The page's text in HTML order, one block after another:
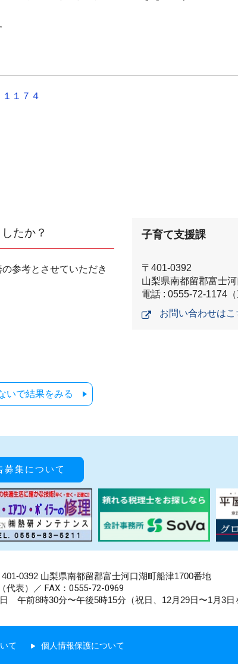
１７４
たか？
参考とさせていただき
いで結果をみる
子育て支援課
〒401-0392
山梨県南都留郡富士
電話 : 0555-72-1174（
お問い合わせはこ
募集について
0392 山梨県南都留郡富士河口湖町船津1700番地
（代表）／ FAX：0555-72-0969
午前8時30分〜午後5時15分（祝日、12月29日〜1月3日
て 個人情報保護について